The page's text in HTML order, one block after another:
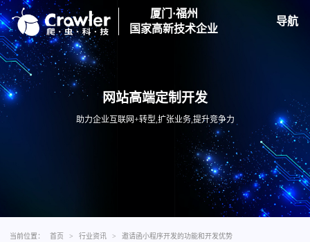
厦门·福州
国家高新技术企业
导航
网站高端定制开发
助力企业互联网+转型,扩张业务,提升竞争力
当前位置： 首页 > 行业资讯 > 邀请函小程序开发的功能和开发优势